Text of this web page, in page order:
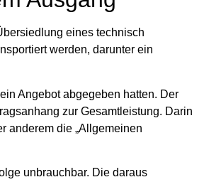
eines technisch
werden, darunter ein
Angebot abgegeben hatten. Der
zur Gesamtleistung. Darin
anderem die „Allgemeinen
unbrauchbar. Die daraus